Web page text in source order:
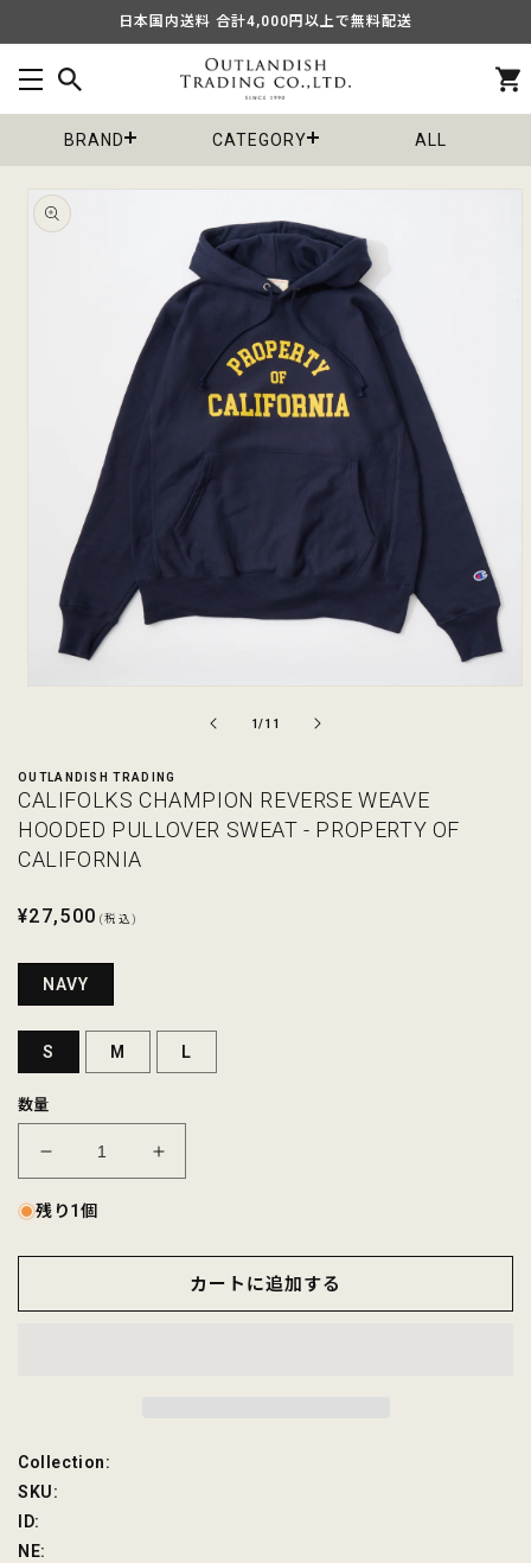
進む
日本国内送料 合計4,000円以上で無料配送
カ
ー
BRAND
CATEGORY ALL
商品情
報にス
キップ
で
メ
デ
ア
を
開
1/の
11
OUTLANDISH TRADING
CALIFOLKS CHAMPION REVERSE WEAVE
HOODED PULLOVER SWEAT - PROPERTY OF
CALIFORNIA
通
格
¥27,500 (税込)
NAVY
S M L
数量
CALIFOLKS
CHAMPION
REVERSE
HOODED
SWEAT
数
量
CALIFOLKS
CHAMPION
HOODED
PULLOVER
SWEAT
残り1個
カートに追加する
SKU:
Collection:
SKU:
ID:
NE: